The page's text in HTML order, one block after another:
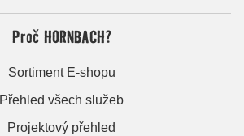
Proč HORNBACH?
Sortiment E-shopu
Přehled všech služeb
Projektový přehled